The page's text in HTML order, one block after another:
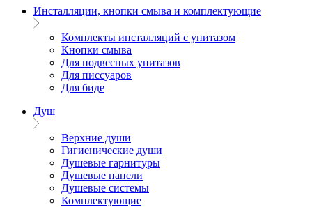
Инсталляции, кнопки смыва и комплектующие
Комплекты инсталляций с унитазом
Кнопки смыва
Для подвесных унитазов
Для писсуаров
Для биде
Душ
Верхние души
Гигиенические души
Душевые гарнитуры
Душевые панели
Душевые системы
Комплектующие